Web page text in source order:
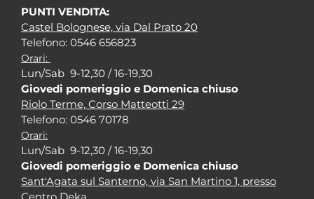
PUNTI VENDITA:
Castel Bolognese, via Dal Prato 20
Telefono: 0546 656823
Orari:
Lun/Sab 9-12,30 / 16-19,30
Giovedi pomeriggio e Domenica chiuso
Riolo Terme, Corso Matteotti 29
Telefono: 0546 70178
Orari:
Lun/Sab 9-12,30 / 16-19,30
Giovedi pomeriggio e Domenica chiuso
Sant'Agata sul Santerno, via San Martino 1, presso